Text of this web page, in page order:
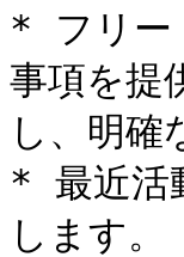
* フリー
事項を提
し、明確
* 最近活
します